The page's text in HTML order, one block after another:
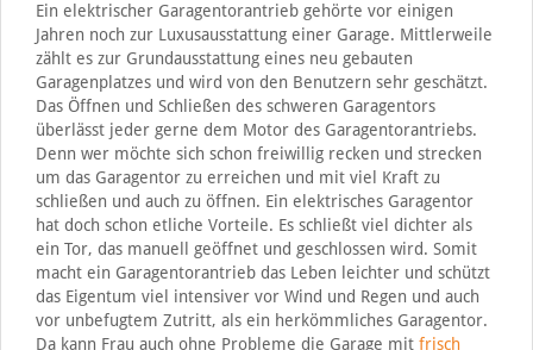
Ein elektrischer Garagentorantrieb gehörte vor einigen
Jahren noch zur Luxusausstattung einer Garage. Mittlerweile
zählt es zur Grundausstattung eines neu gebauten
Garagenplatzes und wird von den Benutzern sehr geschätzt.
Das Öffnen und Schließen des schweren Garagentors
überlässt jeder gerne dem Motor des Garagentorantriebs.
Denn wer möchte sich schon freiwillig recken und strecken
um das Garagentor zu erreichen und mit viel Kraft zu
schließen und auch zu öffnen. Ein elektrisches Garagentor
hat doch schon etliche Vorteile. Es schließt viel dichter als
ein Tor, das manuell geöffnet und geschlossen wird. Somit
macht ein Garagentorantrieb das Leben leichter und schützt
das Eigentum viel intensiver vor Wind und Regen und auch
vor unbefugtem Zutritt, als ein herkömmliches Garagentor.
Da kann Frau auch ohne Probleme die Garage mit frisch